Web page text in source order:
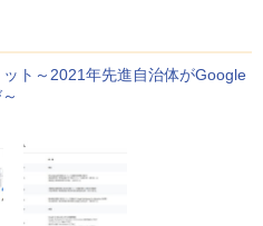
ト～2021年先進自治体がGoogle